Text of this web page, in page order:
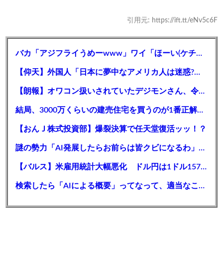
引用元: https://ift.tt/eNv5c6F
バカ「アジフライうめーwww」ワイ「ほーい(ケチャップ取り上げる)」
【仰天】外国人「日本に夢中なアメリカ人は迷惑?」日本人の回答が的確すぎた
【朗報】オワコン扱いされていたデジモンさん、令和に「全盛期を超える利益」を生み出していた
結局、3000万くらいの建売住宅を買うのが1番正解だよな？
【おんＪ株式投資部】爆裂決算で任天堂復活ッッ！？
謎の勢力「AI発展したらお前らは皆クビになるわ」→未だかつてAIのせいで失業したG民が0人の理由
【バルス】米雇用統計大幅悪化 ドル円は1ドル157円台まで急落
検索したら「AIによる概要」ってなって、適当なこと書いてるよな